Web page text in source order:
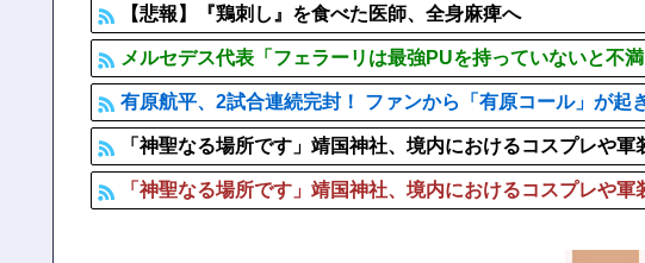
【悲報】『鶏刺し』を食べた医師、全身麻痺へ
メルセデス代表「フェラーリは最強PUを持っていないと不
有原航平、2試合連続完封！ ファンから「有原コール」が起
「神聖なる場所です」靖国神社、境内におけるコスプレや軍
「神聖なる場所です」靖国神社、境内におけるコスプレや